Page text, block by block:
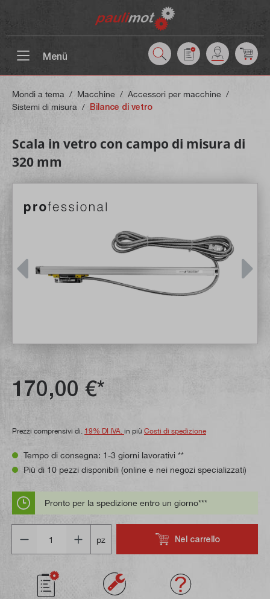
Menü
Mondi a tema / Macchine / Accessori per macchine /
Sistemi di misura / Bilance di vetro
Scala in vetro con campo di misura di
320 mm
170,00 €*
Prezzi comprensivi di. 19% DI IVA. in più Costi di spedizione
Tempo di consegna: 1-3 giorni lavorativi **
Più di 10 pezzi disponibili (online e nei negozi specializzati)
Pronto per la spedizione entro un giorno***
pz
Nel carrello